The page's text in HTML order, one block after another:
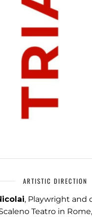
ARTISTIC DIRECTION
, Playwright and
Teatro in